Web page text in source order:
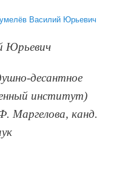
Василий Юрьевич
Юрьевич
десантное
институт)
Маргелова, канд.